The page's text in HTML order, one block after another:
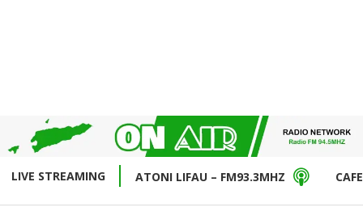
LIVE STREAMING ATONI LIFAU – FM93.3MHZ